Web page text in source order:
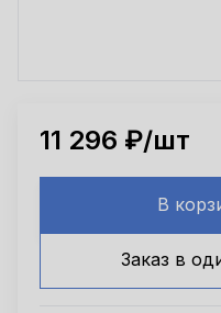
11 296 ₽/шт
В
Заказ в